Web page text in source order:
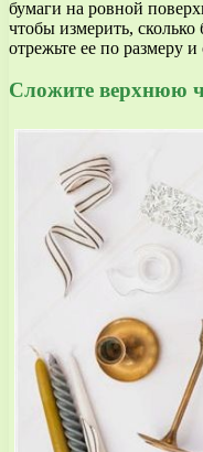
бумаги на ровной
чтобы измерить,
отрежьте ее по размеру
Сложите верхнюю